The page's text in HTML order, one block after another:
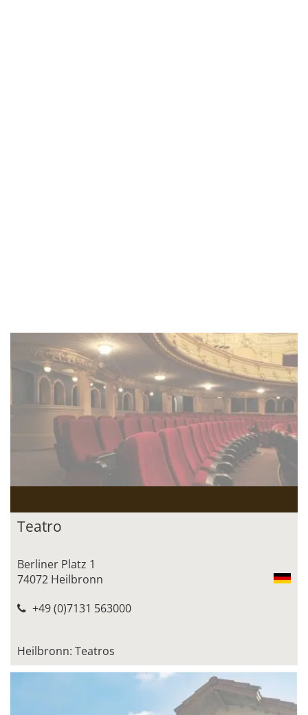
Teatro
Berliner Platz 1
74072 Heilbronn
+49 (0)7131 563000
Heilbronn: Teatros